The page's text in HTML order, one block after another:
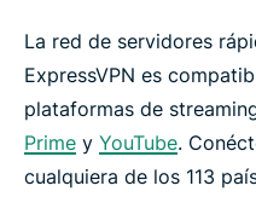
La red de servidores
ExpressVPN es
plataformas de
Prime y YouTube.
cualquiera de los 113